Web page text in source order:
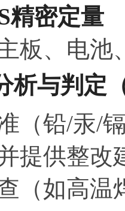
精密定量
板、电池
析与判定
（铅/汞/
提供整改
（如高温